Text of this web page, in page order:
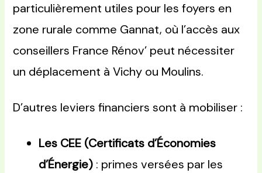
particulièrement utiles pour les foyers en
zone rurale comme Gannat, où l’accès aux
conseillers France Rénov’ peut nécessiter
un déplacement à Vichy ou Moulins.
D’autres leviers financiers sont à mobiliser :
Les CEE (Certificats d’Économies
d’Énergie) : primes versées par les